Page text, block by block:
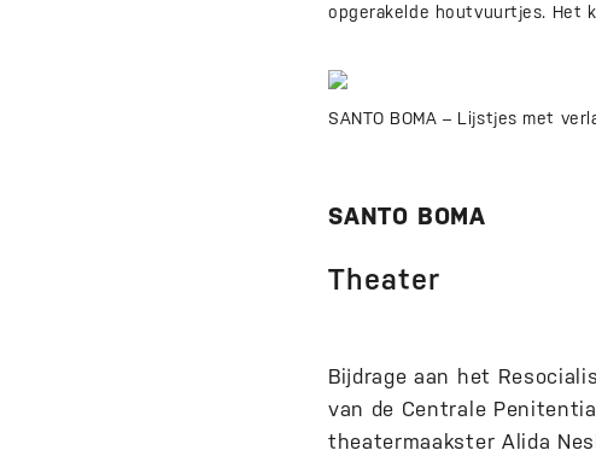
opgerakelde houtvuurtjes. Het
SANTO BOMA – Lijstjes met
SANTO BOMA
Theater
Bijdrage aan het
van de Centrale
theatermaakster Alida